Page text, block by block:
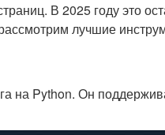
В 2025 году это
лучшие
на Python. Он